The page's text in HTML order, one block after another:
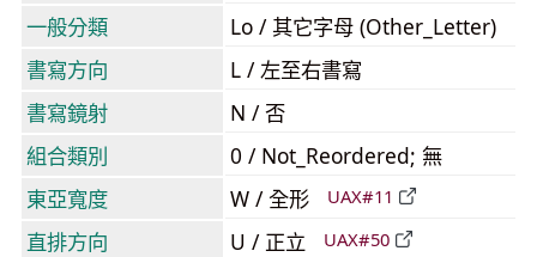
一般分類
Lo / 其它字母 (Other_Letter)
書寫方向
L / 左至右書寫
書寫鏡射
N / 否
組合類別
0 / Not_Reordered; 無
東亞寬度
W / 全形 UAX#11
直排方向 U / 正立 UAX#50